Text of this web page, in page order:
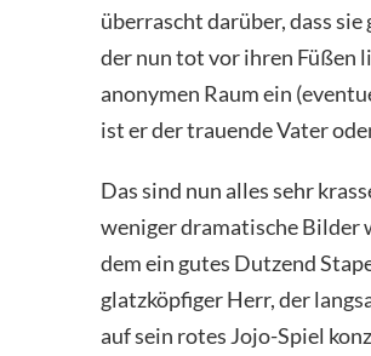
überrascht darüber, dass sie
der nun tot vor ihren Füßen
anonymen Raum ein
ist er der trauende Vater
Das sind nun alles sehr
weniger dramatische Bilder
dem ein gutes Dutzend
glatzköpfiger Herr, der
auf sein rotes Jojo-Spiel